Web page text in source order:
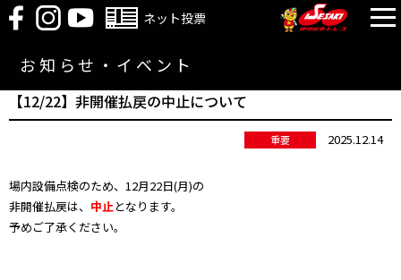
ネット投票
お知らせ・イベント
【12/22】非開催払戻の中止について
重要 2025.12.14
場内設備点検のため、12月22日(月)の
非開催払戻は、 中止となります。
予めご了承ください。